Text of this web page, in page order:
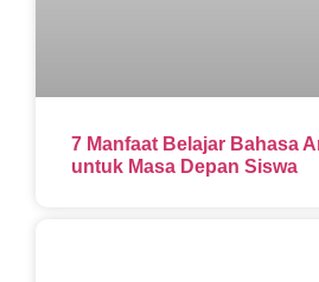
7 Manfaat Belajar Bahasa
untuk Masa Depan Siswa